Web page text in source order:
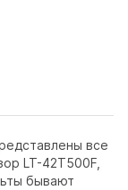
все
LT-42T500F,
бывают